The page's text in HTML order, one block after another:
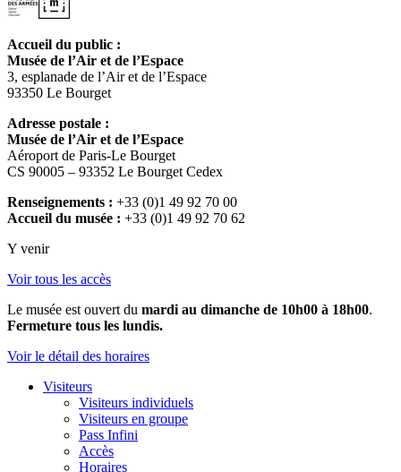
Accueil du public :
Musée de l’Air et de l’Espace
3, esplanade de l’Air et de l’Espace
93350 Le Bourget
Adresse postale :
Musée de l’Air et de l’Espace
Aéroport de Paris-Le Bourget
CS 90005 – 93352 Le Bourget Cedex
Renseignements : +33 (0)1 49 92 70 00
Accueil du musée : +33 (0)1 49 92 70 62
Y venir
Voir tous les accès
Le musée est ouvert du mardi au dimanche de 10h00 à 18h00.
Fermeture tous les lundis.
Voir le détail des horaires
Visiteurs
Visiteurs individuels
Visiteurs en groupe
Pass Infini
Accès
Horaires